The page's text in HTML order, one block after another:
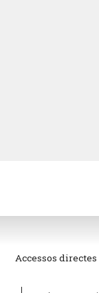
Accessos directes